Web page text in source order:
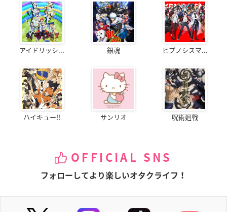
アイドリッシ... 銀魂 ヒプノシスマ...
ハイキュー!! サンリオ 呪術廻戦
OFFICIAL SNS
フォローしてより楽しいオタクライフ！